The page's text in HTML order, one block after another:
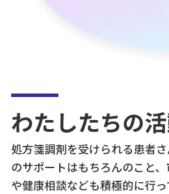
わたしたちの
処方箋調剤を受けられる患者
のサポートはもちろんのこと
や健康相談なども積極的に行っ